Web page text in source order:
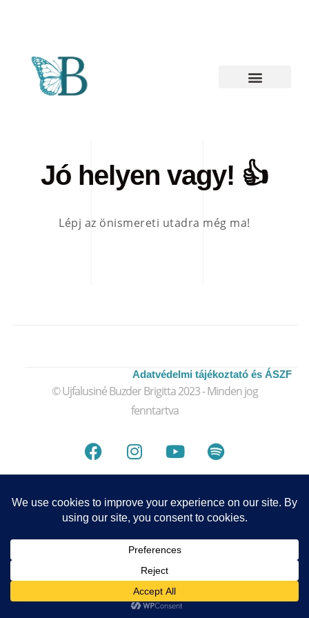
Jó helyen vagy! 👍
Lépj az önismereti utadra még ma!
Adatvédelmi tájékoztató és ÁSZF
© Ujfalusiné Buzder Brigitta 2023 - Minden jog
fenntartva